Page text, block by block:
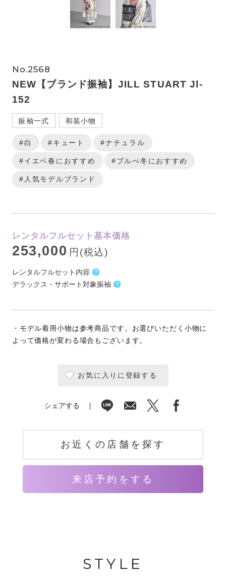
No.2568
NEW【ブランド振袖】JILL STUART Jl-
152
振袖一式 和装小物
#白 #キュート #ナチュラル
#イエベ春におすすめ #ブルべ冬におすすめ
#人気モデルブランド
レンタルフルセット基本価格
253,000 円(税込)
レンタルフルセット内容
デラックス・サポート対象振袖
・モデル着用小物は参考商品です。お選びいただく小物に
よって価格が変わる場合もございます。
お気に入りに登録する
シェアする
お近くの店舗を探す
来店予約をする
STYLE